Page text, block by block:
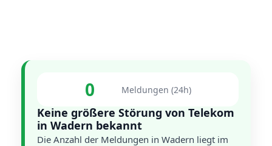
0 Meldungen (24h)
Keine größere Störung von Telekom
in Wadern bekannt
Die Anzahl der Meldungen in Wadern liegt im